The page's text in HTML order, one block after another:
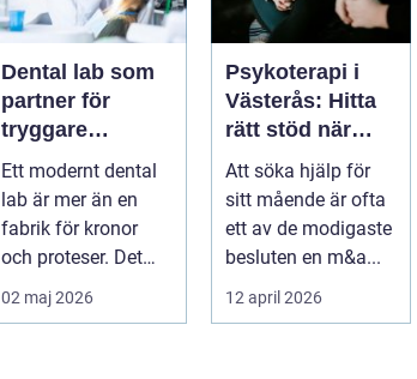
Dental lab som
partner för
tryggare
tandvård
Ett modernt dental
lab är mer än en
fabrik för kronor
och proteser. Det
fungerar som en
förlängning ...
02 maj 2026
Psykoterapi i
Västerås: Hitta
rätt stöd när
livet skaver
Att söka hjälp för
sitt mående är ofta
ett av de modigaste
besluten en m&a...
12 april 2026